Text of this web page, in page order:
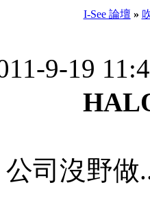
I-See 論壇 »
9-19
公司沒野做